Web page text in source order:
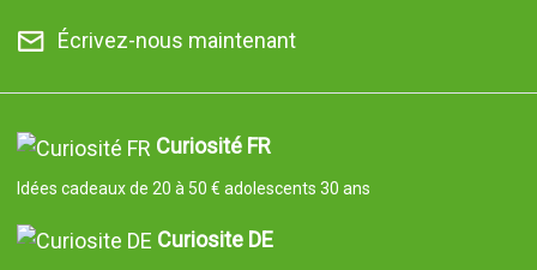
Écrivez-nous maintenant
Curiosité FR
Idées cadeaux de 20 à 50 € adolescents 30 ans
Curiosite DE